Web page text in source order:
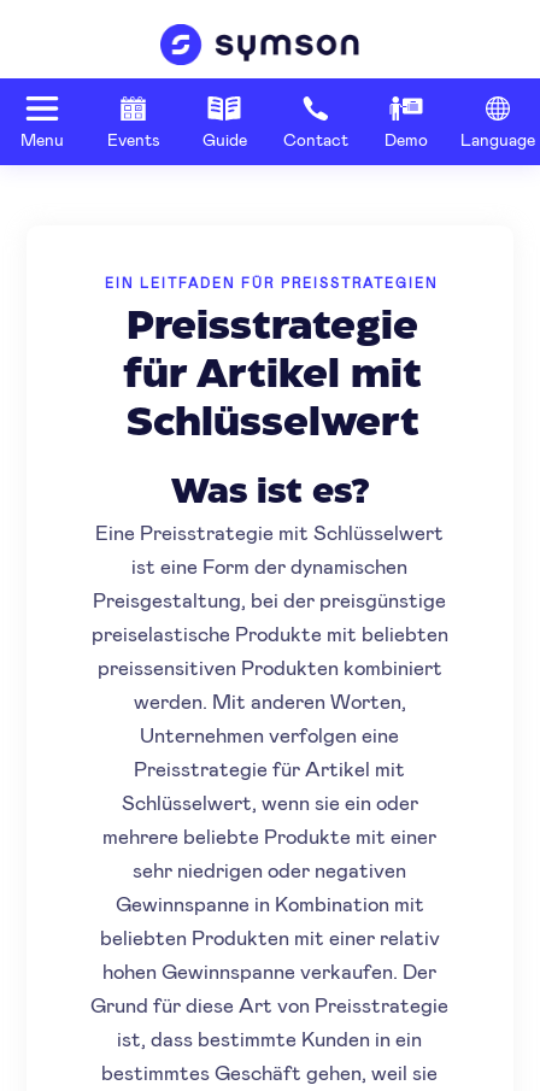
Menu Events Guide Contact Demo Language
EIN LEITFADEN FÜR PREISSTRATEGIEN
Preisstrategie
für Artikel mit
Schlüsselwert
Was ist es?
Eine Preisstrategie mit Schlüsselwert
ist eine Form der dynamischen
Preisgestaltung, bei der preisgünstige
preiselastische Produkte mit beliebten
preissensitiven Produkten kombiniert
werden. Mit anderen Worten,
Unternehmen verfolgen eine
Preisstrategie für Artikel mit
Schlüsselwert, wenn sie ein oder
mehrere beliebte Produkte mit einer
sehr niedrigen oder negativen
Gewinnspanne in Kombination mit
beliebten Produkten mit einer relativ
hohen Gewinnspanne verkaufen. Der
Grund für diese Art von Preisstrategie
ist, dass bestimmte Kunden in ein
bestimmtes Geschäft gehen, weil sie